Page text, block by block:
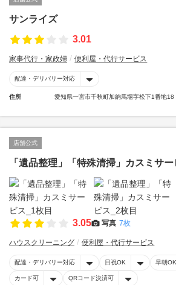
サンライズ
3.01
家事代行・家政婦 便利屋・代行サービス
配達・デリバリー対応
住所 愛知県一宮市千秋町加納馬場字松下1番地18
店舗公式
「遺品整理」「特殊清掃」カスミサー
3.05 写真 7枚
ハウスクリーニング 便利屋・代行サービス
配達・デリバリー対応 日祝OK 早朝OK
カード可 QRコード決済可